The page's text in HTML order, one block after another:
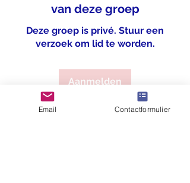
van deze groep
Deze groep is privé. Stuur een
verzoek om lid te worden.
Aanmelden
Email Contactformulier